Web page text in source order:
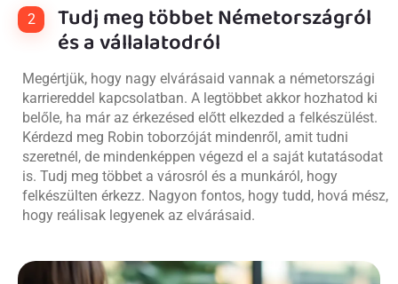
2 Tudj meg többet Németországról
és a vállalatodról
Megértjük, hogy nagy elvárásaid vannak a németországi
karriereddel kapcsolatban. A legtöbbet akkor hozhatod ki
belőle, ha már az érkezésed előtt elkezded a felkészülést.
Kérdezd meg Robin toborzóját mindenről, amit tudni
szeretnél, de mindenképpen végezd el a saját kutatásodat
is. Tudj meg többet a városról és a munkáról, hogy
felkészülten érkezz. Nagyon fontos, hogy tudd, hová mész,
hogy reálisak legyenek az elvárásaid.